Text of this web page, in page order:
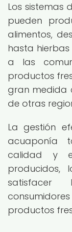
Los sistemas
pueden
alimentos,
hasta
a las
productos
gran medida
de otras
La gestión
acuaponía
calidad y
producidos,
productos